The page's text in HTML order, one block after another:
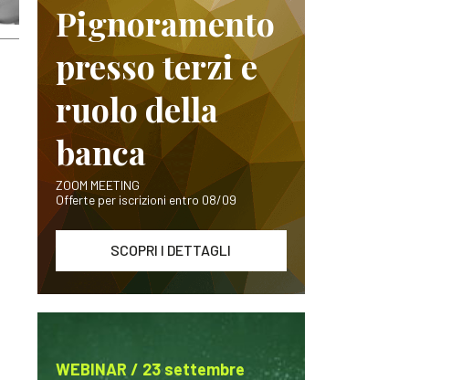
Pignoramento
presso terzi e
ruolo della
banca
ZOOM MEETING
Offerte per iscrizioni entro 08/09
SCOPRI I DETTAGLI
WEBINAR / 23 settembre